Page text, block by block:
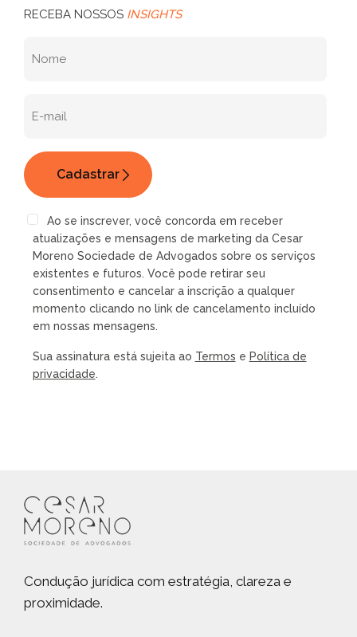
RECEBA NOSSOS INSIGHTS
Ao se inscrever, você concorda em receber
atualizações e mensagens de marketing da Cesar
Moreno Sociedade de Advogados sobre os serviços
existentes e futuros. Você pode retirar seu
consentimento e cancelar a inscrição a qualquer
momento clicando no link de cancelamento incluído
em nossas mensagens.
Sua assinatura está sujeita ao Termos e Política de
privacidade.
Condução jurídica com estratégia, clareza e
proximidade.